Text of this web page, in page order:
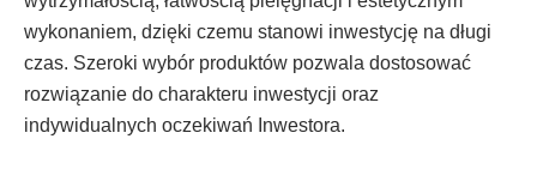
wykonaniem, dzięki czemu stanowi inwestycję na długi
czas. Szeroki wybór produktów pozwala dostosować
rozwiązanie do charakteru inwestycji oraz
indywidualnych oczekiwań Inwestora.